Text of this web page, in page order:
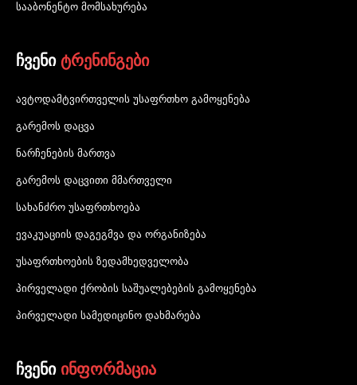
სააბონენტო მომსახურება
ჩვენი ტრენინგები
ავტოდამტვირთველის უსაფრთხო გამოყენება
გარემოს დაცვა
ნარჩენების მართვა
გარემოს დაცვითი მმართველი
სახანძრო უსაფრთხოება
ევაკუაციის დაგეგმვა და ორგანიზება
უსაფრთხოების ზედამხედველობა
პირველადი ქრობის საშუალებების გამოყენება
პირველადი სამედიცინო დახმარება
ჩვენი ინფორმაცია